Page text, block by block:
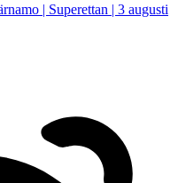
| Superettan | 3 augusti